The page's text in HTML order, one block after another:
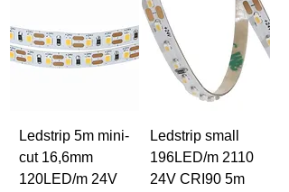
Ledstrip 5m mini-
cut 16,6mm
120LED/m 24V
Ledstrip small
196LED/m 2110
24V CRI90 5m